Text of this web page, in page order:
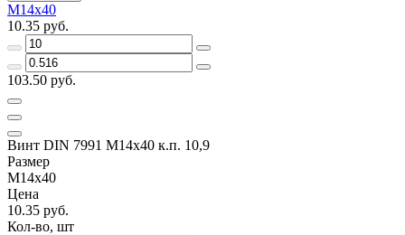
M14x40
10.35 руб.
103.50 руб.
Винт DIN 7991 M14х40 к.п. 10,9
Размер
M14x40
Цена
10.35 руб.
Кол-во, шт